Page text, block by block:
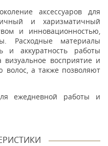
аксессуаров для
и харизматичный
и инновационностью,
Расходные материалы
и аккуратность работы
восприятие и
волос, а также позволяют
ежедневной работы и